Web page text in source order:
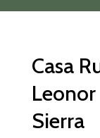
Casa
Sierra